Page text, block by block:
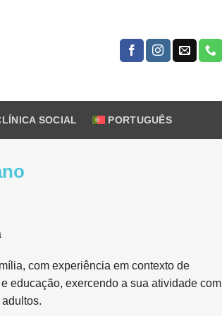
SOCIAL PORTUGUÊS
com experiência em contexto de
educação, exercendo a sua atividade com